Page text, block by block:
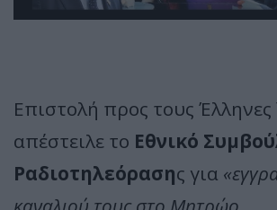
Επιστολή προς τους Έλληνες
απέστειλε το Εθνικό
Ραδιοτηλεόρασης για